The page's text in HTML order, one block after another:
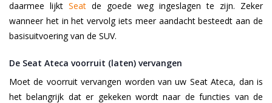
daarmee lijkt Seat de goede weg ingeslagen te zijn. Zeker
wanneer het in het vervolg iets meer aandacht besteedt aan de
basisuitvoering van de SUV.
De Seat Ateca voorruit (laten) vervangen
Moet de voorruit vervangen worden van uw Seat Ateca, dan is
het belangrijk dat er gekeken wordt naar de functies van de